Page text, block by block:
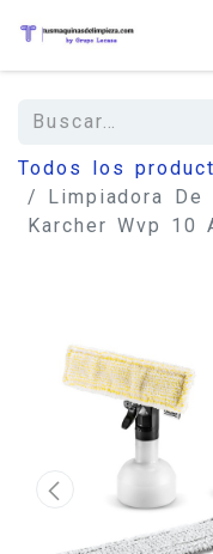
Todos los
Limpiadora
Karcher Wvp 10